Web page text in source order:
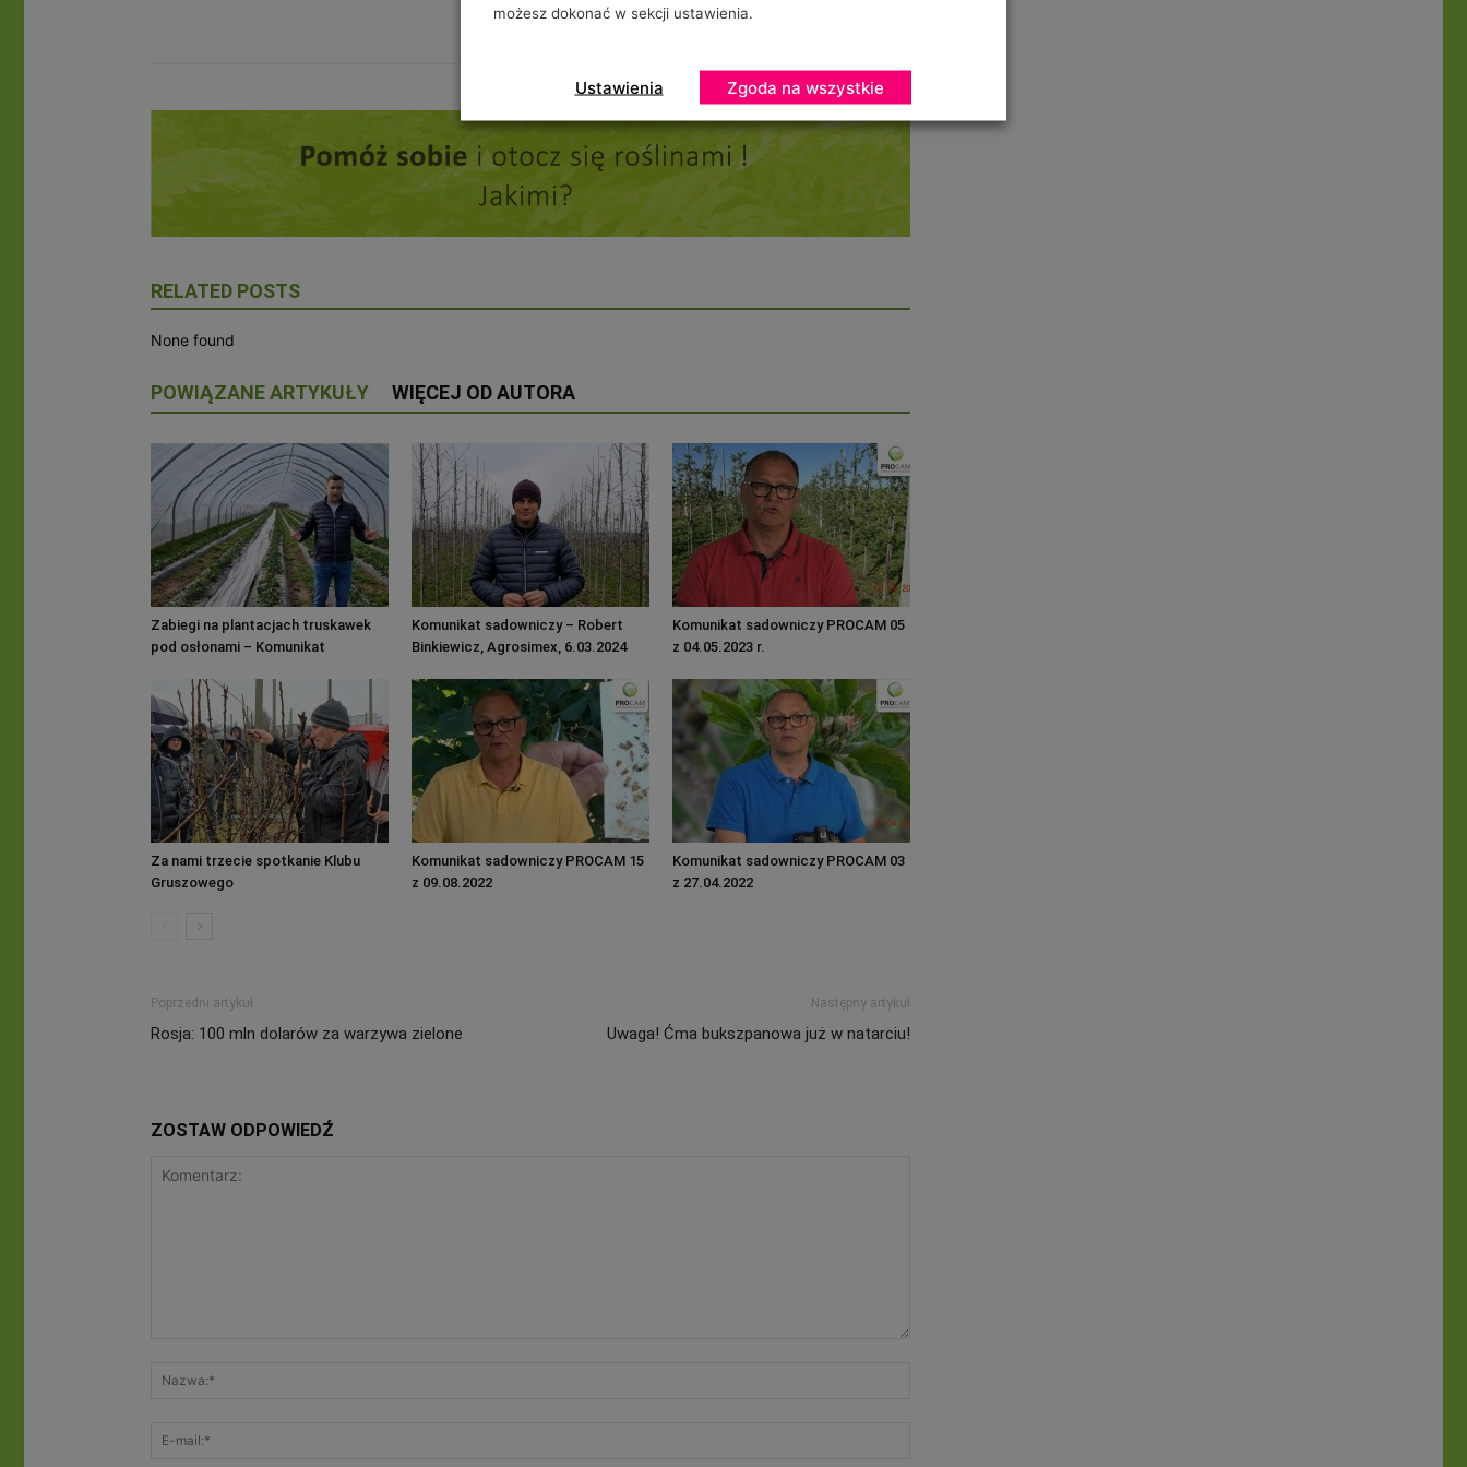
RELATED POSTS
None found
POWIĄZANE ARTYKUŁY WIĘCEJ OD AUTORA
Zabiegi na plantacjach truskawek
pod osłonami – Komunikat
Komunikat sadowniczy – Robert
Binkiewicz, Agrosimex, 6.03.2024
Komunikat sadowniczy PROCAM 05
z 04.05.2023 r.
Za nami trzecie spotkanie Klubu
Gruszowego
Komunikat sadowniczy PROCAM 15
z 09.08.2022
Komunikat sadowniczy PROCAM 03
z 27.04.2022
Poprzedni artykuł
Rosja: 100 mln dolarów za warzywa zielone
Następny artykuł
Uwaga! Ćma bukszpanowa już w natarciu!
ZOSTAW ODPOWIEDŹ
możesz dokonać w sekcji ustawienia.
Ustawienia Zgoda na wszystkie